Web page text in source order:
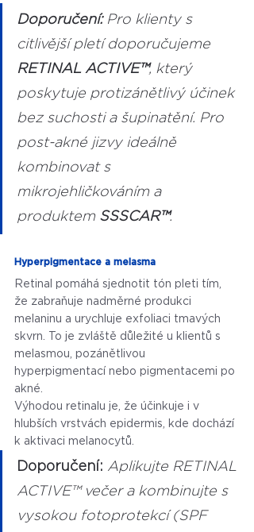
Doporučení: Pro klienty s
citlivější pletí doporučujeme
RETINAL ACTIVE™, který
poskytuje protizánětlivý účinek
bez suchosti a šupinatění. Pro
post-akné jizvy ideálně
kombinovat s
mikrojehličkováním a
produktem SSSCAR™.
Hyperpigmentace a melasma
Retinal pomáhá sjednotit tón pleti tím,
že zabraňuje nadměrné produkci
melaninu a urychluje exfoliaci tmavých
skvrn. To je zvláště důležité u klientů s
melasmou, pozánětlivou
hyperpigmentací nebo pigmentacemi po
akné.
Výhodou retinalu je, že účinkuje i v
hlubších vrstvách epidermis, kde dochází
k aktivaci melanocytů.
Doporučení: Aplikujte RETINAL
ACTIVE™ večer a kombinujte s
vysokou fotoprotekcí (SPF